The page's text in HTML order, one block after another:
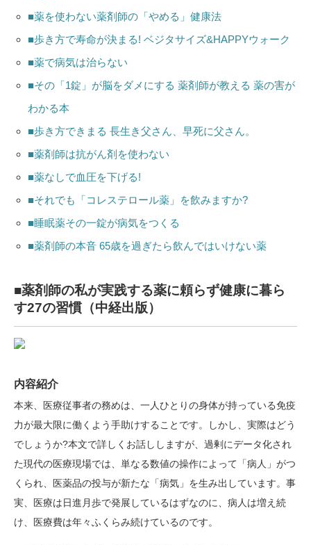
■薬を使わない薬剤師の「やめる」健康法
■歩き方で寿命が決まる! ベジタサイズ&HAPPYウォーク
■薬で病気は治らない
■その「1錠」が脳をダメにする 薬剤師が教える 薬の害が
わかる本
■歩き方できまる 長生き父さん、早死に父さん。
■薬剤師は抗がん剤を使わない
■薬なしで血圧を下げる!
■それでも「コレステロール薬」を飲みますか?
■睡眠薬その一錠が病気をつくる
■薬剤師の本音 65歳を過ぎたら飲んではいけない薬
■薬剤師の私が実践する薬に頼らず健康に暮ら
す27の習慣（中経出版）
内容紹介
本来、医療従事者の務めは、一人ひとりの身体が持っている免疫
力が最大限に働くよう手助けすることです。しかし、実際はどう
でしょうか?本文で詳しくお話ししますが、過剰にデータ化され
た現代の医療現場では、単なる数値の操作によって「病人」がつ
くられ、医薬品の投与が新たな「病気」を生み出しています。事
実、医療は日進月歩で発展しているはずなのに、病人は増え続
け、医療費は年々ふくらみ続けているのです。